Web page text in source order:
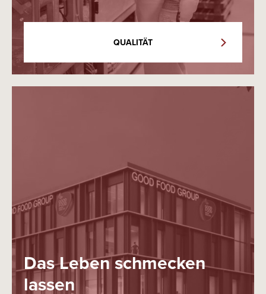
QUALITÄT
Das Leben schmecken
lassen